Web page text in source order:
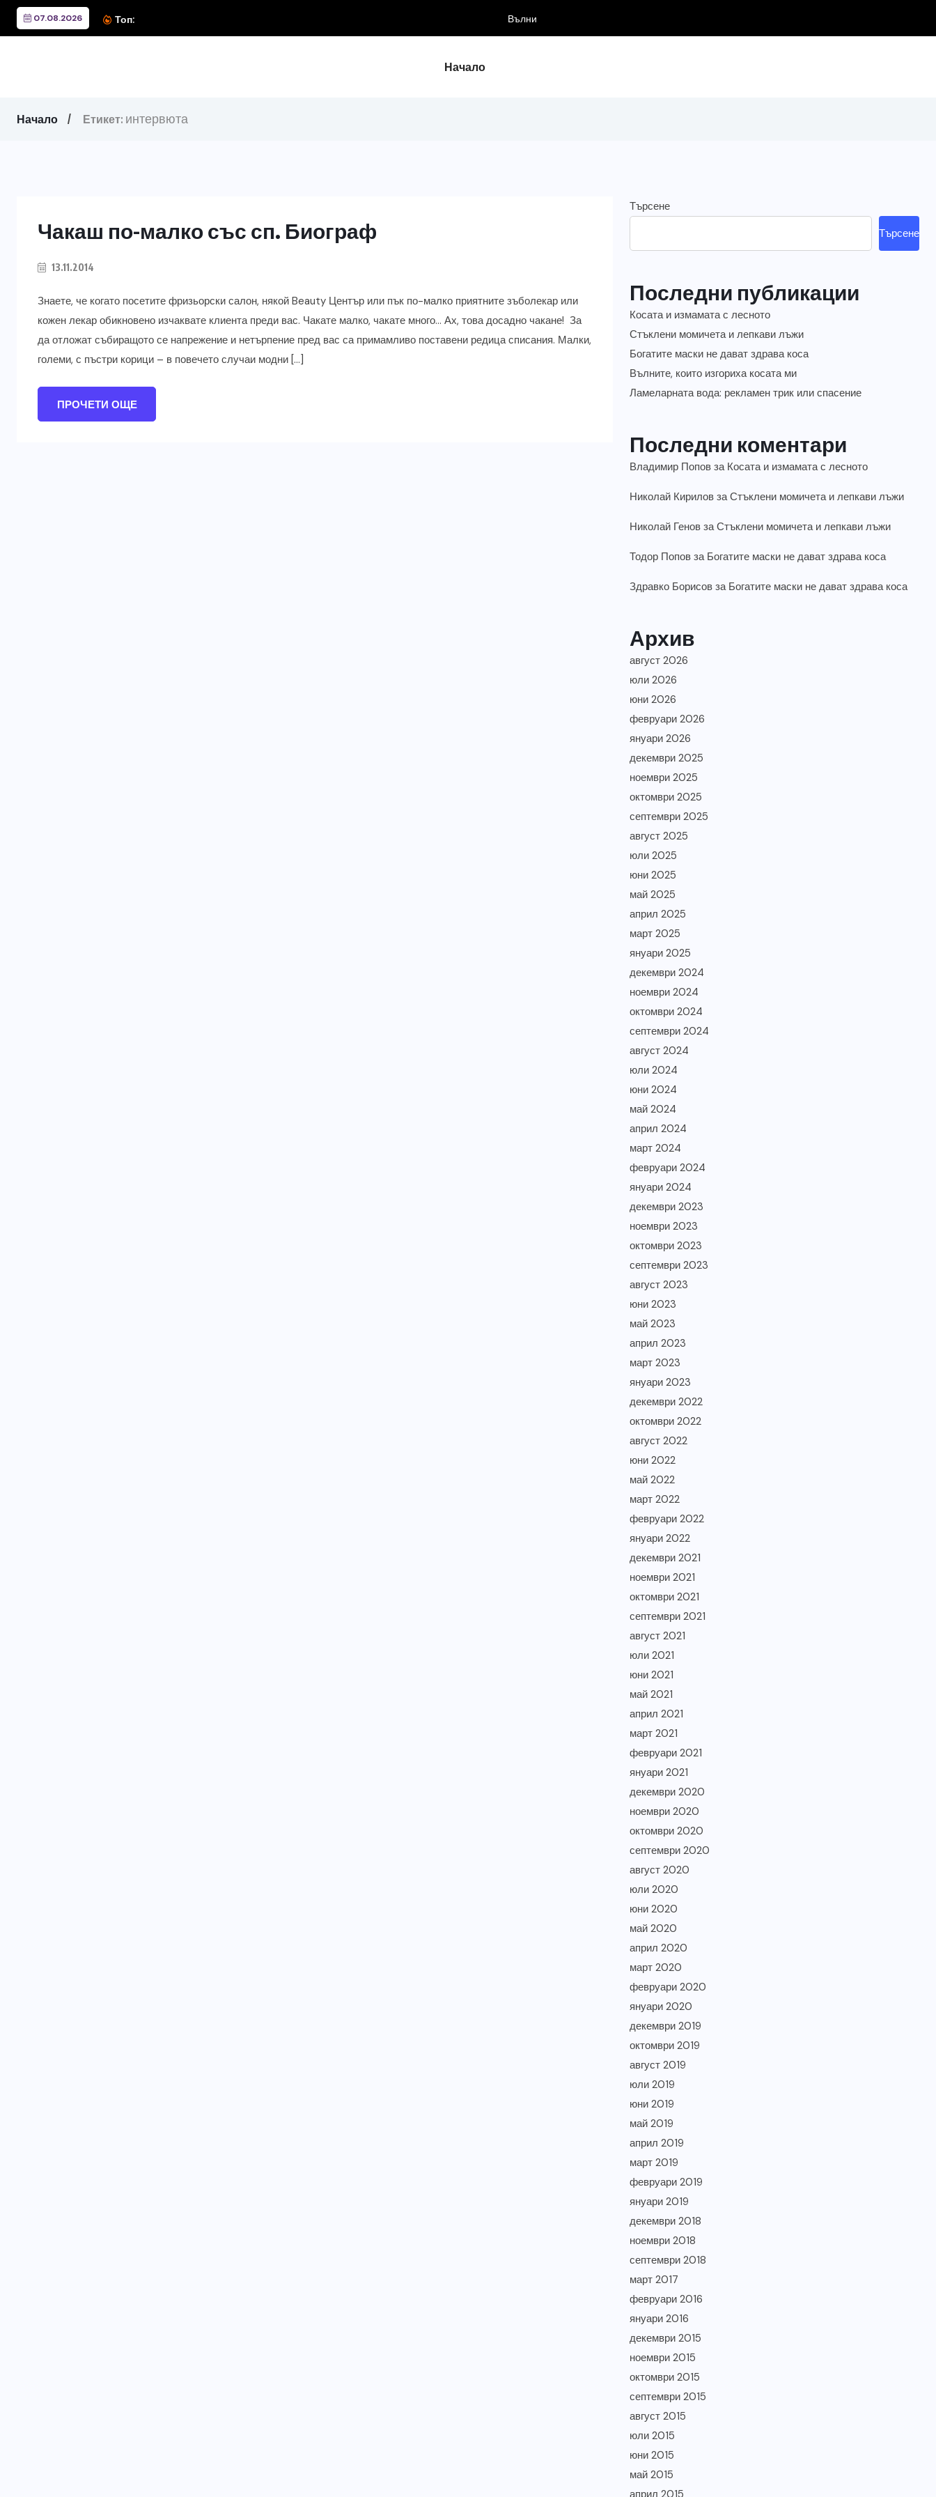
07.08.2026 Топ:
Начало
Начало Етикет: интервюта
Чакаш по-малко със сп. Биограф
13.11.2014
Знаете, че когато посетите фризьорски салон, някой Beauty Център или пък по-малко приятните зъболекар или
кожен лекар обикновено изчаквате клиента преди вас. Чакате малко, чакате много… Ах, това досадно чакане! За
да отложат събиращото се напрежение и нетърпение пред вас са примамливо поставени редица списания. Малки,
големи, с пъстри корици – в повечето случаи модни […]
ПРОЧЕТИ ОЩЕ
Търсене
Търсене
Последни публикации
Косата и измамата с лесното
Стъклени момичета и лепкави лъжи
Богатите маски не дават здрава коса
Вълните, които изгориха косата ми
Ламеларната вода: рекламен трик или спасение
Последни коментари
Владимир Попов за Косата и измамата с лесното
Николай Кирилов заСтъклени момичета и лепкави лъжи
Николай Генов заСтъклени момичета и лепкави лъжи
Тодор Попов за Богатите маски не дават здрава коса
Здравко Борисов за Богатите маски не дават здрава коса
Архив
август 2026
юли 2026
юни 2026
февруари 2026
януари 2026
декември 2025
ноември 2025
октомври 2025
септември 2025
август 2025
юли 2025
юни 2025
май 2025
април 2025
март 2025
януари 2025
декември 2024
ноември 2024
октомври 2024
септември 2024
август 2024
юли 2024
юни 2024
май 2024
април 2024
март 2024
февруари 2024
януари 2024
декември 2023
ноември 2023
октомври 2023
септември 2023
август 2023
юни 2023
май 2023
април 2023
март 2023
януари 2023
декември 2022
октомври 2022
август 2022
юни 2022
май 2022
март 2022
февруари 2022
януари 2022
декември 2021
ноември 2021
октомври 2021
септември 2021
август 2021
юли 2021
юни 2021
май 2021
април 2021
март 2021
февруари 2021
януари 2021
декември 2020
ноември 2020
октомври 2020
септември 2020
август 2020
юли 2020
юни 2020
май 2020
април 2020
март 2020
февруари 2020
януари 2020
декември 2019
октомври 2019
август 2019
юли 2019
юни 2019
май 2019
април 2019
март 2019
февруари 2019
януари 2019
декември 2018
ноември 2018
септември 2018
март 2017
февруари 2016
януари 2016
декември 2015
ноември 2015
октомври 2015
септември 2015
август 2015
юли 2015
юни 2015
май 2015
април 2015